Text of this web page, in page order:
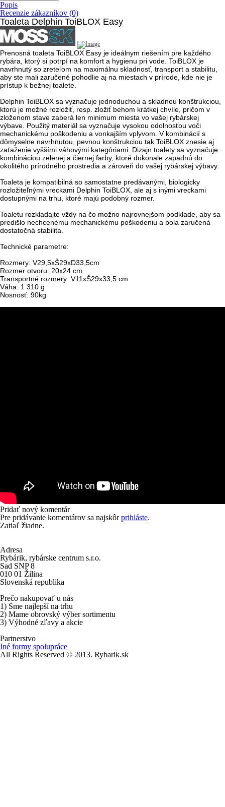
Popis
Recenzie zákazníkov (0)
Toaleta Delphin ToiBLOX Easy
Prenosná toaleta ToiBLOX Easy je ideálnym riešením pre každého
rybára, ktorý si potrpí na komfort a hygienu pri vode. ToiBLOX je
navrhnutý so zreteľom na maximálnu skladnosť, transport a stabilitu,
aby ste mali zaručené pohodlie aj na miestach v prírode, kde nie je
prístup k bežnej toalete.
Delphin ToiBLOX sa vyznačuje jednoduchou a skladnou konštrukciou,
ktorú je možné rozložiť, resp. zložiť behom krátkej chvíle, pričom v
zloženom stave zaberá len minimum miesta vo vašej rybárskej
výbave. Použitý materiál sa vyznačuje vysokou odolnosťou voči
mechanickému poškodeniu a vonkajším vplyvom. V kombinácií s
dômyselne navrhnutou, pevnou konštrukciou tak ToiBLOX znesie aj
zaťaženie vyššími váhovými kategóriami. Dizajn toalety sa vyznačuje
kombináciou zelenej a čiernej farby, ktoré dokonale zapadnú do
okolitého prírodného prostredia a zároveň do vašej rybárskej výbavy.
Toaleta je kompatibilná so samostatne predávanými, biologicky
rozložiteľnými vreckami Delphin ToiBLOX, ale aj s inými vreckami
dostupnými na trhu, ktoré majú podobný rozmer.
Toaletu rozkladajte vždy na čo možno najrovnejšom podklade, aby sa
predišlo nechcenému mechanickému poškodeniu a bola zaručená
dostatočná stabilita.
Technické parametre:
Rozmery: V29,5xŠ29xD33,5cm
Rozmer otvoru: 20x24 cm
Transportné rozmery: V11xŠ29x33,5 cm
Váha: 1 310 g
Nosnosť: 90kg
Pridať nový komentár
Pre pridávanie komentárov sa najskôrprihláste.
Zatiaľ žiadne.
Adresa
Rybárik, rybárske centrum s.r.o.
Sad SNP 8
010 01 Žilina
Slovenská republika
Prečo nakupovať u nás
1) Sme najlepší na trhu
2) Mame obrovský výber sortimentu
3) Výhodné zľavy a akcie
Partnerstvo
Iné formy spolupráce
All Rights Reserved © 2013. Rybarik.sk